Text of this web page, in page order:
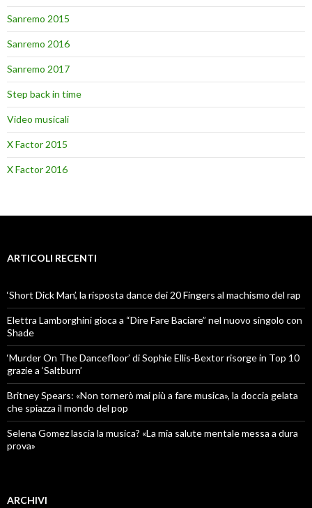
Sanremo 2015
Sanremo 2016
Sanremo 2017
Step back in time
Video musicali
X Factor 2015
X Factor 2016
ARTICOLI RECENTI
‘Short Dick Man’, la risposta dance dei 20 Fingers al machismo del rap
Elettra Lamborghini gioca a “Dire Fare Baciare” nel nuovo singolo con
Shade
‘Murder On The Dancefloor’ di Sophie Ellis-Bextor risorge in Top 10
grazie a ‘Saltburn’
Britney Spears: «Non tornerò mai più a fare musica», la doccia gelata
che spiazza il mondo del pop
Selena Gomez lascia la musica? «La mia salute mentale messa a dura
prova»
ARCHIVI